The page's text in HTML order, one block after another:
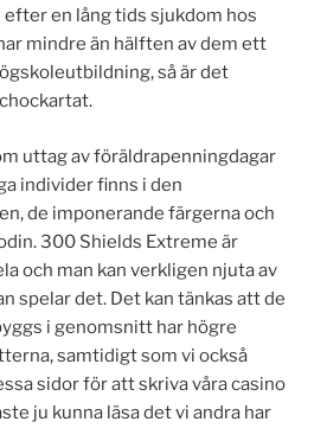
efter en lång tids sjukdom hos
mindre än hälften av dem ett
så är det
uttag av föräldrapenningdagar
individer finns i den
de imponerande färgerna och
300 Shields Extreme är
och man kan verkligen njuta av
spelar det. Det kan tänkas att de
i genomsnitt har högre
samtidigt som vi också
sidor för att skriva våra casino
ju kunna läsa det vi andra har